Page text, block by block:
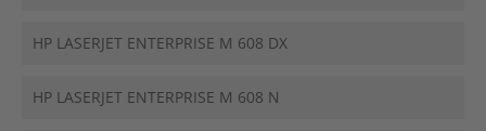
HP LASERJET ENTERPRISE M 608 DX
HP LASERJET ENTERPRISE M 608 N